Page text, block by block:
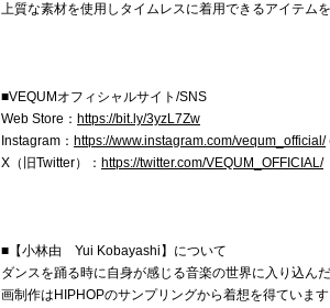
上質な素材を使用しタイムレスに着用できるアイテムを
■VEQUMオフィシャルサイト/SNS
Web Store： https://bit.ly/3yzL7Zw
Instagram： https://www.instagram.com/vequm_official/
X（旧Twitter）： https://twitter.com/VEQUM_OFFICIAL/
■【小林由 Yui Kobayashi】について
ダンスを踊る時に自身が感じる音楽の世界に入り込ん
画制作はHIPHOPのサンプリングから着想を得ていま